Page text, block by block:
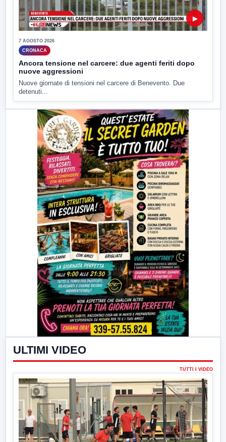
▶
7 AGOSTO 2026
CRONACA
Ancora tensione nel carcere: due agenti feriti dopo
nuove aggressioni
Nuove giornate di tensioni nel carcere di Benevento. Due
detenuti...
ULTIMI VIDEO
TUTTI I VIDEO